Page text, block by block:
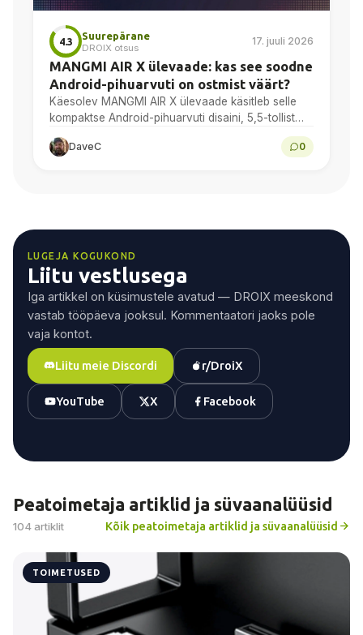
4.3
Suurepärane
DROIX otsus
17. juuli 2026
MANGMI AIR X ülevaade: kas see soodne
Android-pihuarvuti on ostmist väärt?
Käesolev MANGMI AIR X ülevaade käsitleb selle
kompaktse Android-pihuarvuti disaini, 5,5-tollist
jõudlust, Androidi-mänge, emulatsiooni, aku
DaveC 0
LUGEJA KOGUKOND
Liitu vestlusega
Iga artikkel on küsimustele avatud — DROIX meeskond
vastab tööpäeva jooksul. Kommentaatori jaoks pole
vaja kontot.
Liitu meie Discordi r/DroiX
YouTube X Facebook
Peatoimetaja artiklid ja süvaanalüüsid
104 artiklit Kõik peatoimetaja artiklid ja süvaanalüüsid
TOIMETUSED